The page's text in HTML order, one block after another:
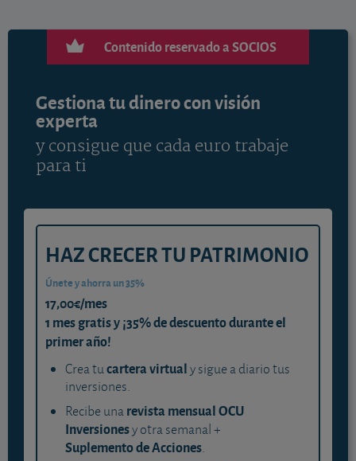
Contenido reservado a SOCIOS
Gestiona tu dinero con visión
experta
y consigue que cada euro trabaje
para ti
HAZ CRECER TU PATRIMONIO
Únete y ahorra un 35%
17,00€/mes
1 mes gratis y ¡35% de descuento durante el
primer año!
Crea tucartera virtualy sigue a diario tus
inversiones.
Recibe unarevista mensual OCU
Inversionesy otra semanal +
Suplemento de Acciones.